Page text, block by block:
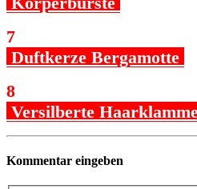
7
Duftkerze Bergamotte
8
Versilberte
Kommentar eingeben